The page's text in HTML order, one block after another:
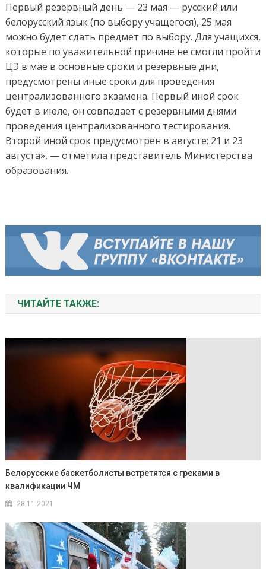
Первый резервный день — 23 мая — русский или
белорусский язык (по выбору учащегося), 25 мая
можно будет сдать предмет по выбору. Для учащихся,
которые по уважительной причине не смогли пройти
ЦЭ в мае в основные сроки и резервные дни,
предусмотрены иные сроки для проведения
централизованного экзамена. Первый иной срок
будет в июле, он совпадает с резервными днями
проведения централизованного тестирования.
Второй иной срок предусмотрен в августе: 21 и 23
августа», — отметила представитель Министерства
образования.
ЧИТАЙТЕ ТАКЖЕ:
Белорусские баскетболисты встретятся с греками в
квалификации ЧМ
28.11.2021